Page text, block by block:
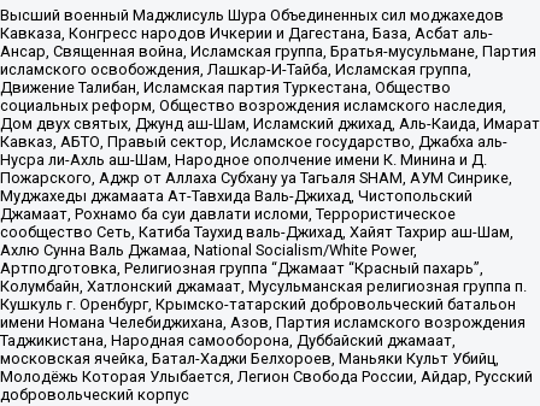
Высший военный Маджлисуль Шура Объединенных сил моджахедов
Кавказа, Конгресс народов Ичкерии и Дагестана, База, Асбат аль-
Ансар, Священная война, Исламская группа, Братья-мусульмане, Партия
исламского освобождения, Лашкар-И-Тайба, Исламская группа,
Движение Талибан, Исламская партия Туркестана, Общество
социальных реформ, Общество возрождения исламского наследия,
Дом двух святых, Джунд аш-Шам, Исламский джихад, Аль-Каида, Имарат
Кавказ, АБТО, Правый сектор, Исламское государство, Джабха аль-
Нусра ли-Ахль аш-Шам, Народное ополчение имени К. Минина и Д.
Пожарского, Аджр от Аллаха Субхану уа Тагьаля SHAM, АУМ Синрике,
Муджахеды джамаата Ат-Тавхида Валь-Джихад, Чистопольский
Джамаат, Рохнамо ба суи давлати исломи, Террористическое
сообщество Сеть, Катиба Таухид валь-Джихад, Хайят Тахрир аш-Шам,
Ахлю Сунна Валь Джамаа, National Socialism/White Power,
Артподготовка, Религиозная группа “Джамаат “Красный пахарь”,
Колумбайн, Хатлонский джамаат, Мусульманская религиозная группа п.
Кушкуль г. Оренбург, Крымско-татарский добровольческий батальон
имени Номана Челебиджихана, Азов, Партия исламского возрождения
Таджикистана, Народная самооборона, Дуббайский джамаат,
московская ячейка, Батал-Хаджи Белхороев, Маньяки Культ Убийц,
Молодёжь Которая Улыбается, Легион Свобода России, Айдар, Русский
добровольческий корпус